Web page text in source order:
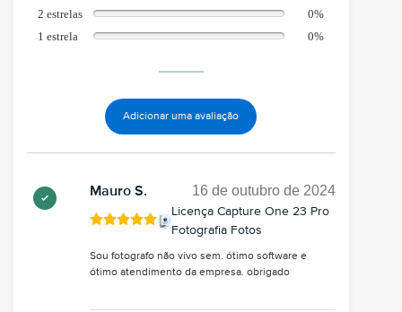
2 estrelas
0%
1 estrela
0%
Adicionar uma avaliação
Mauro S. 16 de outubro de 2024
Licença Capture One 23 Pro
Fotografia Fotos
Sou fotografo não vivo sem. ótimo software e
ótimo atendimento da empresa. obrigado